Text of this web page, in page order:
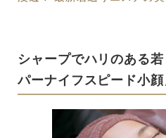
シャープでハリのある
パーナイフスピード小顔